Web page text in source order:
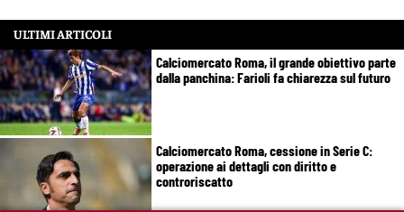
ULTIMI ARTICOLI
Calciomercato Roma, il grande obiettivo parte
dalla panchina: Farioli fa chiarezza sul futuro
Calciomercato Roma, cessione in Serie C:
operazione ai dettagli con diritto e
controriscatto